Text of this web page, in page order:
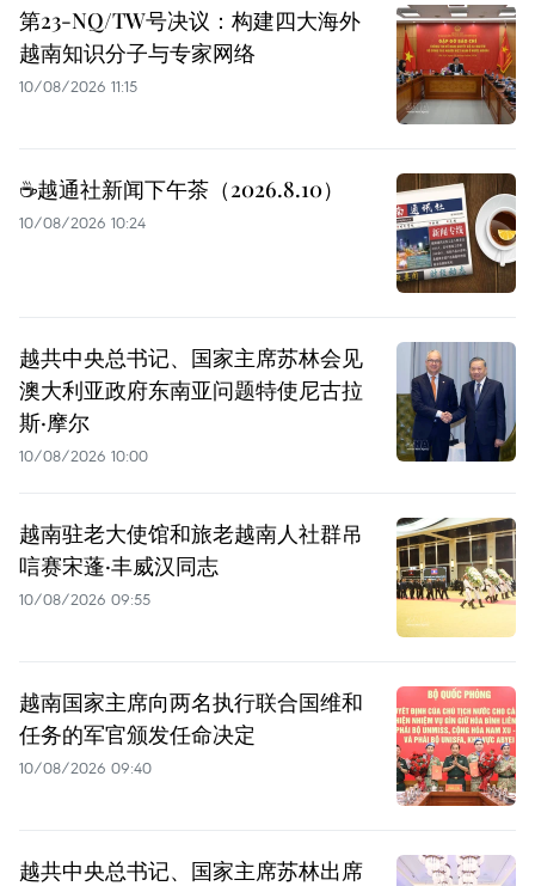
第23-NQ/TW号决议：构建四大海外
越南知识分子与专家网络
10/08/2026 11:15
☕️越通社新闻下午茶（2026.8.10）
10/08/2026 10:24
越共中央总书记、国家主席苏林会见
澳大利亚政府东南亚问题特使尼古拉
斯·摩尔
10/08/2026 10:00
越南驻老大使馆和旅老越南人社群吊
唁赛宋蓬·丰威汉同志
10/08/2026 09:55
越南国家主席向两名执行联合国维和
任务的军官颁发任命决定
10/08/2026 09:40
越共中央总书记、国家主席苏林出席